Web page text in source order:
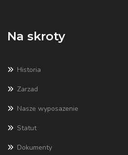
Na skroty
Historia
Zarzad
Nasze wyposazenie
Statut
Dokumenty